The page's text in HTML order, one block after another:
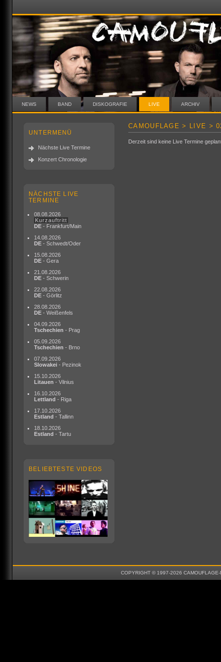
NEWS BAND DISKOGRAFIE LIVE ARCHIV
UNTERMENÜ
Nächste Live Termine
Konzert Chronologie
NÄCHSTE LIVE
TERMINE
08.08.2026
Kurzauftritt
DE - Frankfurt/Main
14.08.2026
DE - Schwedt/Oder
15.08.2026
DE - Gera
21.08.2026
DE - Schwerin
22.08.2026
DE - Görlitz
28.08.2026
DE - Weißenfels
04.09.2026
Tschechien - Prag
05.09.2026
Tschechien - Brno
07.09.2026
Slowakei - Pezinok
15.10.2026
Litauen - Vilnius
16.10.2026
Lettland - Riga
17.10.2026
Estland - Tallinn
18.10.2026
Estland - Tartu
BELIEBTESTE VIDEOS
CAMOUFLAGE > LIVE >
Derzeit sind keine Live Termine
COPYRIGHT © 1997-2026 CAMOUFLAGE-